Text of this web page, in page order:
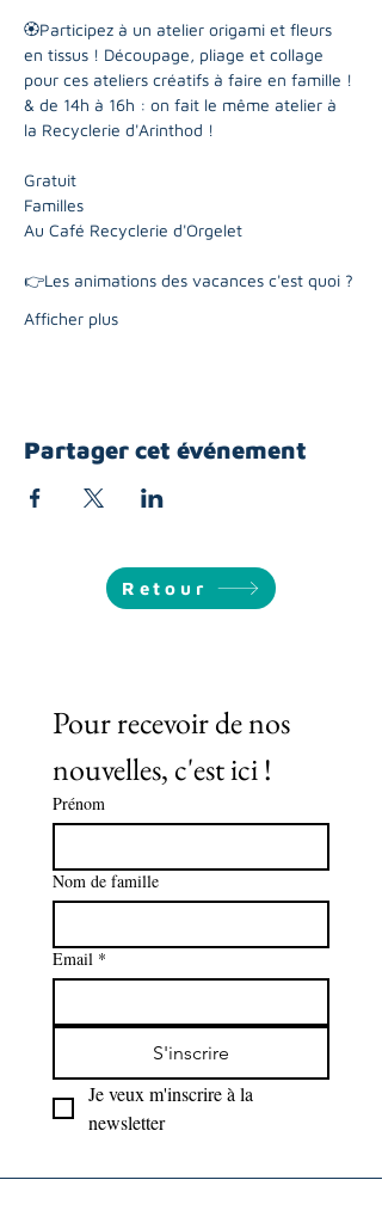
🏵️Participez à un atelier origami et fleurs
en tissus ! Découpage, pliage et collage
pour ces ateliers créatifs à faire en famille !
& de 14h à 16h : on fait le même atelier à
la Recyclerie d'Arinthod !
Gratuit
Familles
Au Café Recyclerie d'Orgelet
👉Les animations des vacances c'est quoi ?
Afficher plus
Partager cet événement
Retour
Pour recevoir de nos
nouvelles, c'est ici !
Prénom
Nom de famille
Email *
S'inscrire
Je veux m'inscrire à la
newsletter